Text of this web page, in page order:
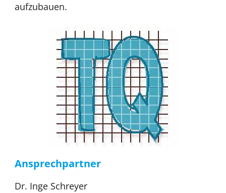
aufzubauen.
Ansprechpartner
Dr. Inge Schreyer